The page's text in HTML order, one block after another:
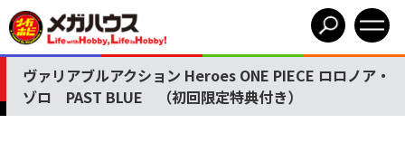
ヴァリアブルアクション Heroes ONE PIECE ロロノア・
ゾロ PAST BLUE （初回限定特典付き）